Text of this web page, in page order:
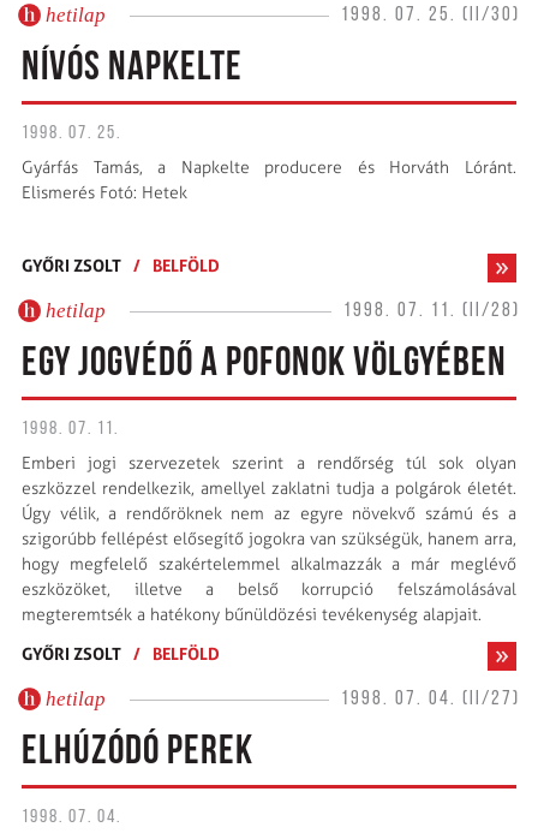
hetilap 1998. 07. 25. (II/30)
NÍVÓS NAPKELTE
1998. 07. 25.
Gyárfás Tamás, a Napkelte producere és Horváth Lóránt.
Elismerés Fotó: Hetek
GYŐRI ZSOLT / BELFÖLD
hetilap 1998. 07. 11. (II/28)
EGY JOGVÉDŐ A POFONOK VÖLGYÉBEN
1998. 07. 11.
Emberi jogi szervezetek szerint a rendőrség túl sok olyan
eszközzel rendelkezik, amellyel zaklatni tudja a polgárok életét.
Úgy vélik, a rendőröknek nem az egyre növekvő számú és a
szigorúbb fellépést elősegítő jogokra van szükségük, hanem arra,
hogy megfelelő szakértelemmel alkalmazzák a már meglévő
eszközöket, illetve a belső korrupció felszámolásával
megteremtsék a hatékony bűnüldözési tevékenység alapjait.
GYŐRI ZSOLT / BELFÖLD
hetilap 1998. 07. 04. (II/27)
ELHÚZÓDÓ PEREK
1998. 07. 04.